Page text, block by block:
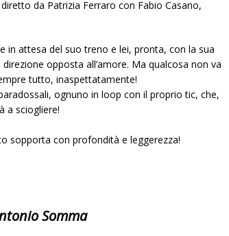
da Patrizia Ferraro con Fabio Casano,
in attesa del suo treno e lei, pronta, con la sua
opposta all’amore. Ma qualcosa non va
tutto, inaspettatamente!
ognuno in loop con il proprio tic, che,
a sciogliere!
sopporta con profondità e leggerezza!
Somma